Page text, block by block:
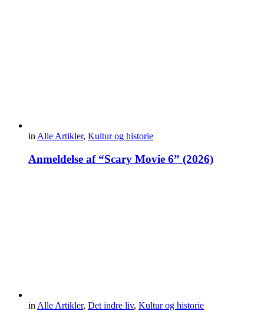
in Alle Artikler, Kultur og historie
Anmeldelse af “Scary Movie 6” (2026)
in Alle Artikler, Det indre liv, Kultur og historie